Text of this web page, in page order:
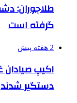
طلاجوران:
گرفته است
2 هفته پیش
اکیپ صیادان
دستگیر شدند